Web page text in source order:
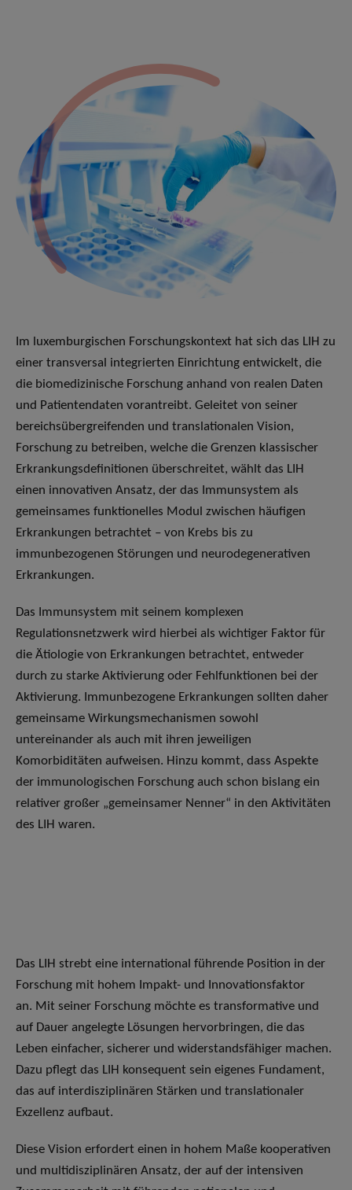
Im luxemburgischen Forschungskontext hat sich das LIH zu
einer transversal integrierten Einrichtung entwickelt, die
die biomedizinische Forschung anhand von realen Daten
und Patientendaten vorantreibt. Geleitet von seiner
bereichsübergreifenden und translationalen Vision,
Forschung zu betreiben, welche die Grenzen klassischer
Erkrankungsdefinitionen überschreitet, wählt das LIH
einen innovativen Ansatz, der das Immunsystem als
gemeinsames funktionelles Modul zwischen häufigen
Erkrankungen betrachtet – von Krebs bis zu
immunbezogenen Störungen und neurodegenerativen
Erkrankungen.
Das Immunsystem mit seinem komplexen
Regulationsnetzwerk wird hierbei als wichtiger Faktor für
die Ätiologie von Erkrankungen betrachtet, entweder
durch zu starke Aktivierung oder Fehlfunktionen bei der
Aktivierung. Immunbezogene Erkrankungen sollten daher
gemeinsame Wirkungsmechanismen sowohl
untereinander als auch mit ihren jeweiligen
Komorbiditäten aufweisen. Hinzu kommt, dass Aspekte
der immunologischen Forschung auch schon bislang ein
relativer großer „gemeinsamer Nenner“ in den Aktivitäten
des LIH waren.
Das LIH strebt eine international führende Position in der
Forschung mit hohem Impakt- und Innovationsfaktor
an. Mit seiner Forschung möchte es transformative und
auf Dauer angelegte Lösungen hervorbringen, die das
Leben einfacher, sicherer und widerstandsfähiger machen.
Dazu pflegt das LIH konsequent sein eigenes Fundament,
das auf interdisziplinären Stärken und translationaler
Exzellenz aufbaut.
Diese Vision erfordert einen in hohem Maße kooperativen
und multidisziplinären Ansatz, der auf der intensiven